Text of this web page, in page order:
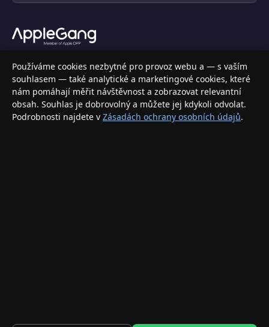
Váš specializovaný obchod s Apple produkty, příslušenstvím a
elektronikou. Nakupujte bezpečně a s jistotou.
INFORMACE
Doprava a doručení
© 2026 AppleGang.cz – Všechna práva vyhrazena
Používáme cookies nezbytné pro provoz webu a — s vaším
souhlasem — také analytické a marketingové cookies, které
nám pomáhají měřit návštěvnost a zobrazovat relevantní
obsah. Souhlas je dobrovolný a můžete jej kdykoli odvolat.
Podrobnosti najdete v Zásadách ochrany osobních údajů.